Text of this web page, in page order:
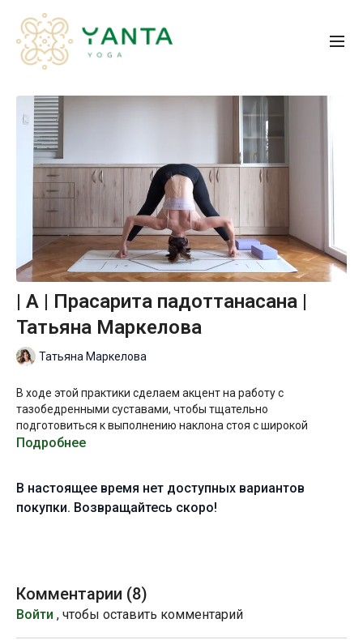
| А | Прасарита падоттанасана |
Татьяна Маркелова
Татьяна Маркелова
В ходе этой практики сделаем акцент на работу с
тазобедренными суставами, чтобы тщательно
подготовиться к выполнению наклона стоя с широкой
постановкой стоп.
нуля, но если вы уже больше 2 месяцев занимаетесь в школе
Yanta Yoga и освоили базу, можете смело приступать!
Цель:углубление наклона с широкой постановкой стоп
Специфика:стато-динамическая практика с акцентом на
Подробнее
В настоящее время нет доступных вариантов
покупки. Возвращайтесь скоро!
Комментарии (8)
Войти , чтобы оставить комментарий